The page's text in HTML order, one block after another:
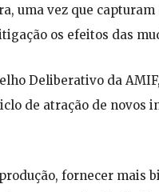
uma vez que
os efeitos das
Deliberativo da
de atração de novos
fornecer mais